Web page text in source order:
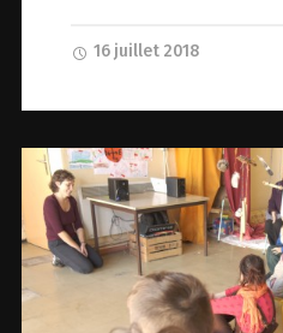
16 juillet 2018